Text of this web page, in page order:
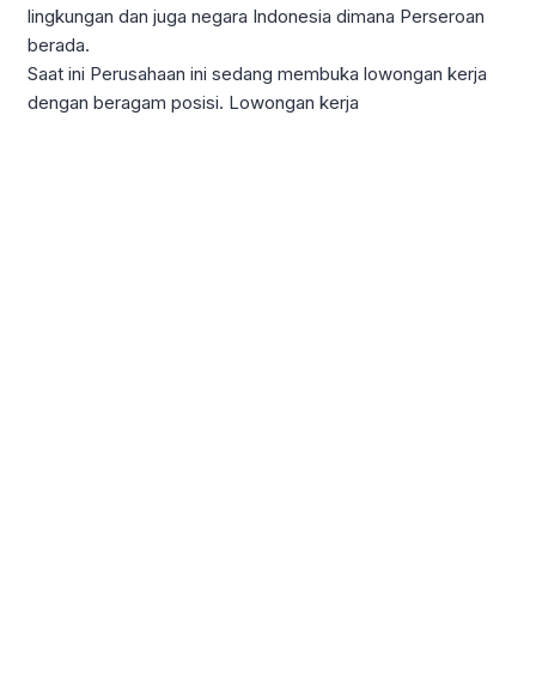
lingkungan dan juga negara Indonesia dimana Perseroan
berada.
Saat ini Perusahaan ini sedang membuka lowongan kerja
dengan beragam posisi. Lowongan kerja